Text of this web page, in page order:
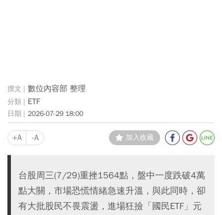
數位內容部 整理
ETF
2026-07-29 18:00
+A -A 加入收藏
台股周三(7/29)重挫1564點，盤中一度跌破4萬
點大關，市場恐慌情緒急速升溫，與此同時，卻
有大批股民不畏震盪，進場狂撿「國民ETF」元